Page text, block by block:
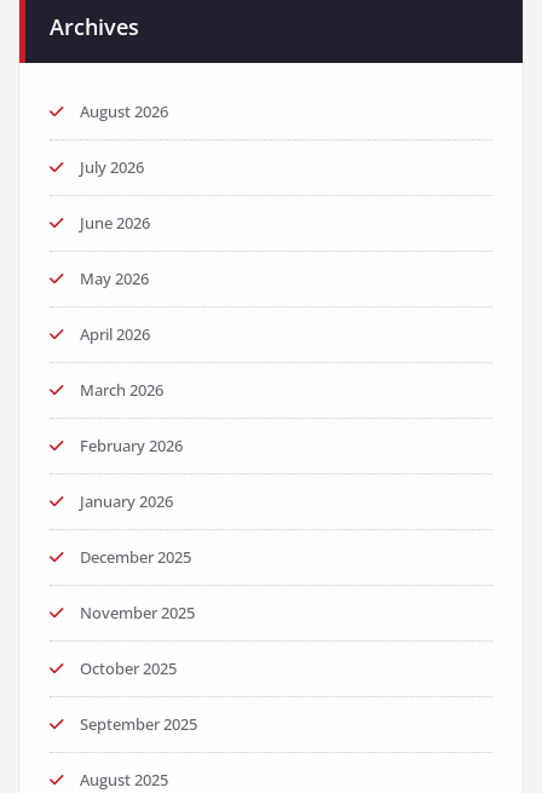
Archives
August 2026
July 2026
June 2026
May 2026
April 2026
March 2026
February 2026
January 2026
December 2025
November 2025
October 2025
September 2025
August 2025